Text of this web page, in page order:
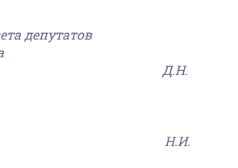
депутатов
Д.Н.
Н.И.